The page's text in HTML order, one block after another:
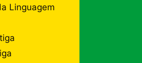
Linguagem